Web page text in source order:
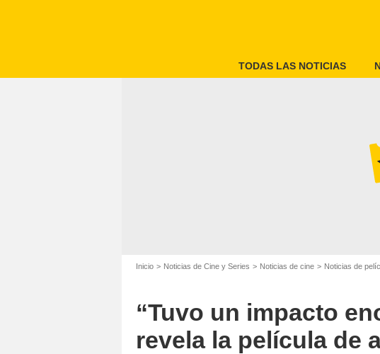
TODAS LAS NOTICIAS
Inicio Noticias de Cine y Series Noticias de cine Noticias de
“Tuvo un impacto
revela la película de